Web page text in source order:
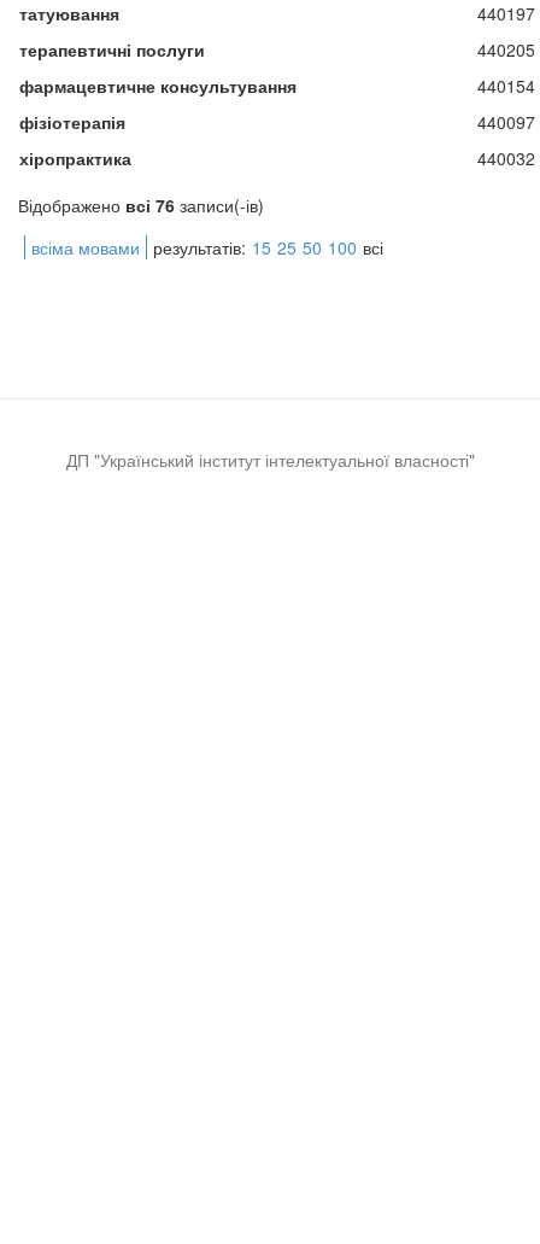
татуювання
440197
терапевтичні послуги
440205
фармацевтичне консультування
440154
фізіотерапія
440097
хіропрактика
440032
Відображено всі 76 записи(-ів)
всіма мовами
результатів: 15 25 50 100 всі
ДП "Український інститут інтелектуальної власності"